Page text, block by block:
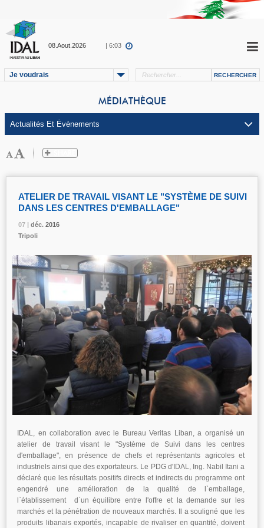
08.Aout.2026 | 6:03
Je voudrais
MÉDIATHÈQUE
07 | déc. 2016
ATELIER DE TRAVAIL VISANT LE "SYSTÈME DE SUIVI
DANS LES CENTRES D'EMBALLAGE"
07 | déc. 2016
Tripoli
07 | déc. 2016
IDAL, en collaboration avec le Bureau Veritas Liban, a organisé un
atelier de travail visant le "Système de Suivi dans les centres
d'emballage", en présence de chefs et représentants agricoles et
industriels ainsi que des exportateurs. Le PDG d'IDAL, Ing. Nabil Itani a
déclaré que les résultats positifs directs et indirects du programme ont
engendré une amélioration de la qualité de l`emballage,
l`établissement d`un équilibre entre l'offre et la demande sur les
marchés et la pénétration de nouveaux marchés. Il a souligné que les
produits libanais exportés, incapable de rivaliser en quantité, doivent